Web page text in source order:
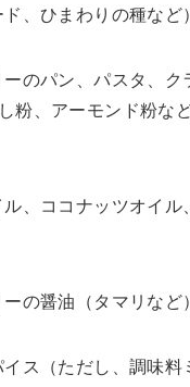
、ひまわりの種など）
のパン、パスタ、ク
粉、アーモンド粉な
、ココナッツオイル
の醤油（タマリなど）
ス（ただし、調味料